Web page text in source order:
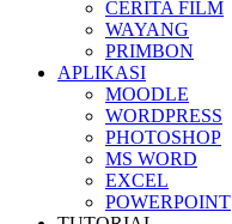
CERITA FILM
WAYANG
PRIMBON
APLIKASI
MOODLE
WORDPRESS
PHOTOSHOP
MS WORD
EXCEL
POWERPOINT